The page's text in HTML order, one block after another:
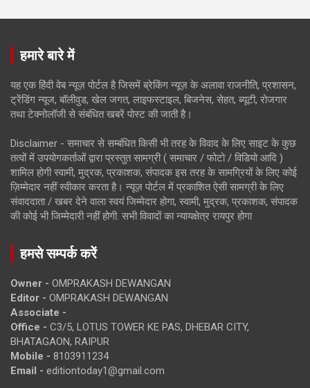
हमारे बारे में
यह एक हिंदी वेब न्यूज़ पोर्टल है जिसमें ब्रेकिंग न्यूज़ के अलावा राजनीति, प्रशासन,
ट्रेंडिंग न्यूज, बॉलीवुड, खेल जगत, लाइफस्टाइल, बिजनेस, सेहत, ब्यूटी, रोजगार
तथा टेक्नोलॉजी से संबंधित खबरें पोस्ट की जाती है।
Disclaimer - समाचार से सम्बंधित किसी भी तरह के विवाद के लिए साइट के कुछ
तत्वों में उपयोगकर्ताओं द्वारा प्रस्तुत सामग्री ( समाचार / फोटो / विडियो आदि )
शामिल होगी स्वामी, मुद्रक, प्रकाशक, संपादक इस तरह के सामग्रियों के लिए कोई
ज़िम्मेदार नहीं स्वीकार करता है। न्यूज़ पोर्टल में प्रकाशित ऐसी सामग्री के लिए
संवाददाता / खबर देने वाला स्वयं जिम्मेदार होगा, स्वामी, मुद्रक, प्रकाशक, संपादक
की कोई भी जिम्मेदारी नहीं होगी. सभी विवादों का न्यायक्षेत्र रायपुर होगा
हमसे सम्पर्क करें
Owner - OMPRAKASH DEWANGAN
Editor - OMPRAKASH DEWANGAN
Associate -
Office - C3/5, LOTUS TOWER KE PAS, DHEBAR CITY,
BHATAGAON, RAIPUR
Mobile - 8103911234
Email - editiontoday1@gmail.com